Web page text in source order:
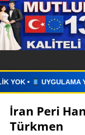
ZAMAN KAYBI YOK •
İran Peri
Türkmen